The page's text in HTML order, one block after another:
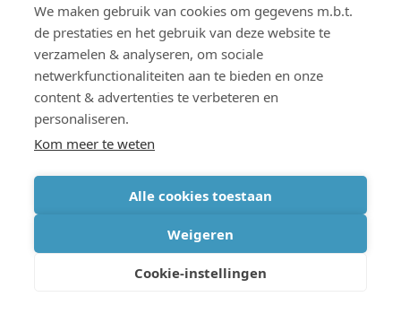
We maken gebruik van cookies om gegevens m.b.t.
de prestaties en het gebruik van deze website te
verzamelen & analyseren, om sociale
netwerkfunctionaliteiten aan te bieden en onze
content & advertenties te verbeteren en
personaliseren.
Kom meer te weten
Alle cookies toestaan
Weigeren
Cookie-instellingen
Over imec
Organisatie
imec.digimeter
Stories
Pers